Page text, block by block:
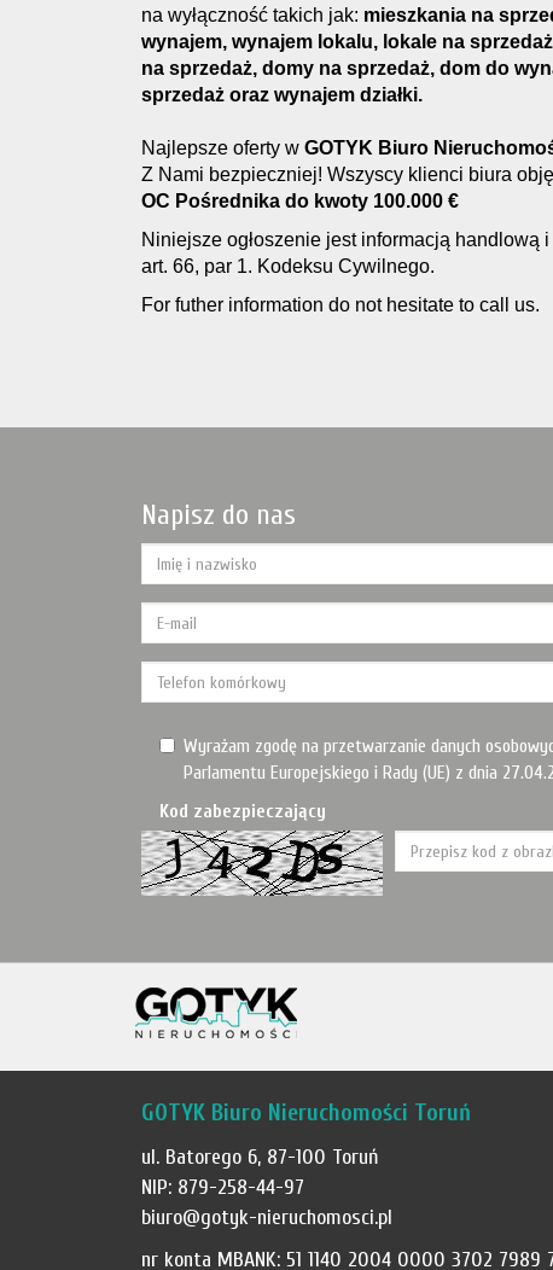
na wyłączność takich jak: mieszkania na
wynajem, wynajem lokalu, lokale na
na sprzedaż, domy na sprzedaż, dom do
sprzedaż oraz wynajem działki.
Najlepsze oferty w GOTYK Biuro
Z Nami bezpieczniej! Wszyscy klienci biura
OC Pośrednika do kwoty 100.000 €
Niniejsze ogłoszenie jest informacją handlową
art. 66, par 1. Kodeksu Cywilnego.
For futher information do not hesitate to call us.
Napisz do nas
Wyrażam zgodę na przetwarzanie danych
Parlamentu Europejskiego i Rady (UE) z dnia
Kod zabezpieczający
GOTYK Biuro Nieruchomości Toruń
ul. Batorego 6, 87-100 Toruń
NIP: 879-258-44-97
biuro@gotyk-nieruchomosci.pl
nr konta MBANK: 51 1140 2004 0000 3702 7989